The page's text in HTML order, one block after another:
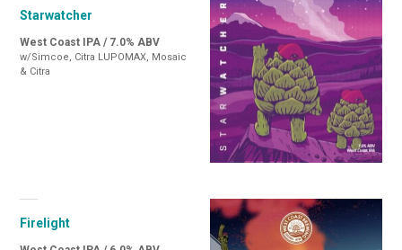
Starwatcher
West Coast IPA / 7.0% ABV
w/Simcoe, Citra LUPOMAX, Mosaic
& Citra
Firelight